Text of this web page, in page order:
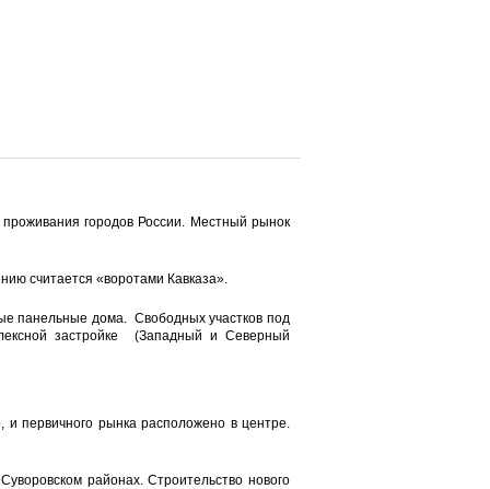
городов России. Местный рынок
считается «воротами Кавказа».
панельные дома. Свободных участков под
застройке (Западный и Северный
первичного рынка расположено в центре.
районах. Строительство нового